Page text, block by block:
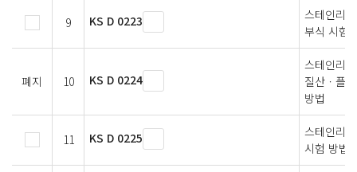
9 KS D 0223
스테인리
부식 시험
폐지 10 KS D 0224
스테인리
질산ㆍ플
방법
11 KS D 0225
스테인리
시험 방법